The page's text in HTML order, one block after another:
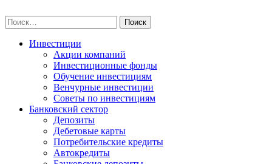
to
content
Найти:
Инвестиции
Акции компаний
Инвестиционные фонды
Обучение инвестициям
Венчурные инвестиции
Советы по инвестициям
Банковский сектор
Депозиты
Дебетовые карты
Потребительские кредиты
Автокредиты